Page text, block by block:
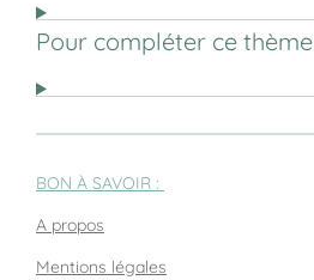
Pour compléter ce thème
BON À SAVOIR :
A propos
Mentions légales